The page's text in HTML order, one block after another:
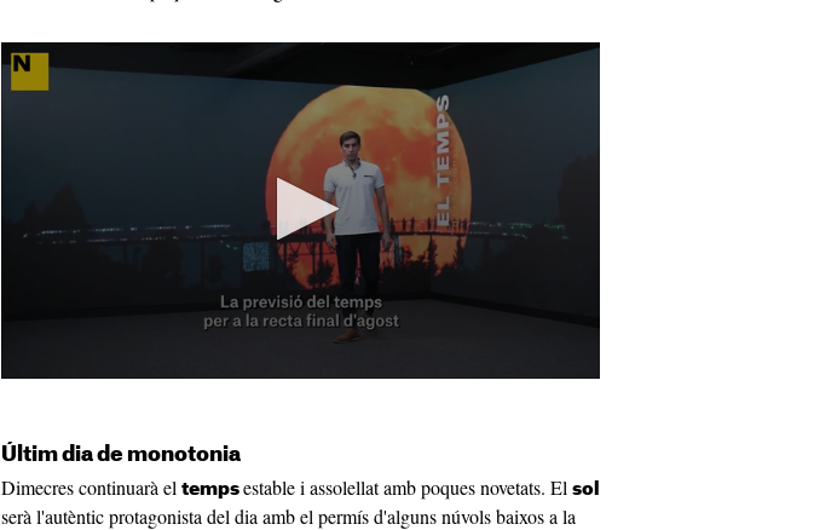
Últim dia de monotonia
Dimecres continuarà el temps estable i assolellat amb poques novetats. El sol
serà l'autèntic protagonista del dia amb el permís d'alguns núvols baixos a la